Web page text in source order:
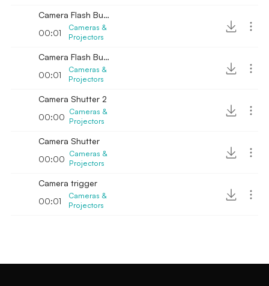
Camera Flash Bulb Crackle 2
00:01
Cameras &
Projectors
Camera Flash Bulb Crackle 3
00:01
Cameras &
Projectors
Camera Shutter 2
00:00 Cameras &
Projectors
Camera Shutter
00:00 Cameras &
Projectors
Camera trigger
00:01
Cameras &
Projectors